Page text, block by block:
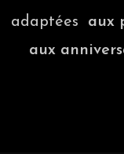
adaptées
aux
aux